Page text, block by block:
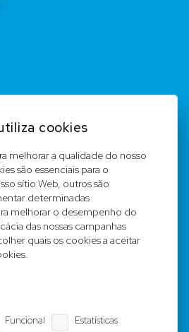
cookies
melhorar a qualidade do nosso
são essenciais para o
sítio Web, outros são
determinadas
melhorar o desempenho do
das nossas campanhas
quais os cookies a aceitar
Funcional Estatísticas